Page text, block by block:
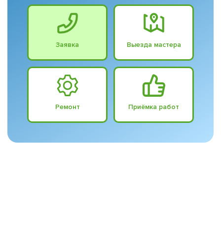
Заявка Выезда мастера
Ремонт Приёмка работ